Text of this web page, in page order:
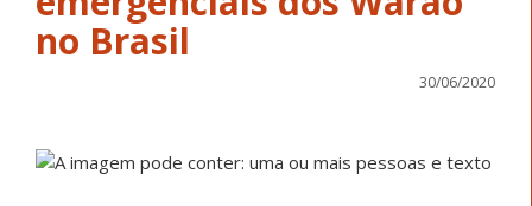
no Brasil
30/06/2020